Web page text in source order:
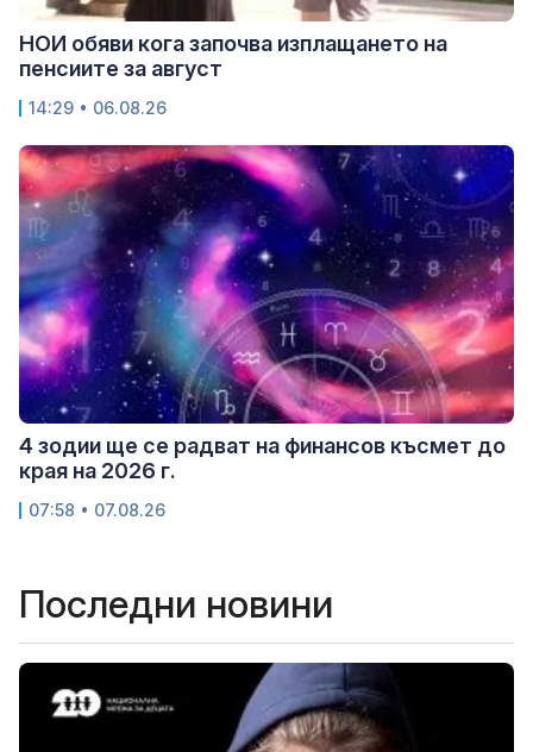
НОИ обяви кога започва изплащането на
пенсиите за август
14:29 • 06.08.26
4 зодии ще се радват на финансов късмет до
края на 2026 г.
07:58 • 07.08.26
Последни новини